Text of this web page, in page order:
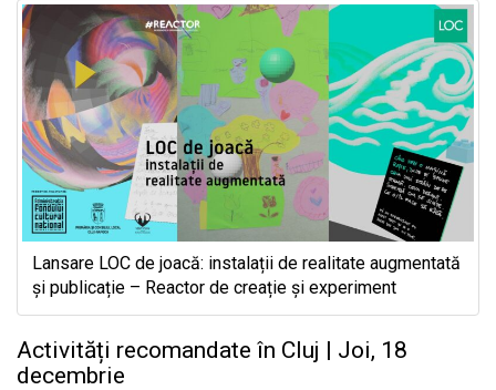
Lansare LOC de joacă: instalații de realitate augmentată
și publicație – Reactor de creație și experiment
Activități recomandate în Cluj | Joi, 18
decembrie